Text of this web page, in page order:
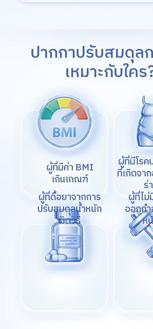
ปากกาปรับสมดุล
เหมาะกับใคร
ผู้ที่มีค่า BMI
เกินเกณฑ์
ผู้ที่มีโรค
ที่เกิดจา
ร่
ผู้ที่ดื้อยาจากการ
ปรับสมดุลน้ำหนัก
ผิดวิธี
ผู้ที่ไม่
ออกก
ห